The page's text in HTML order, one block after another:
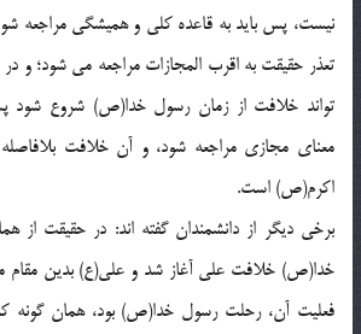
نيست، پس بايد به قاعده كلى و هميشگى مراجعه
تعذر حقيقت به اقرب المجازات مراجعه مى شود؛ و
تواند خلافت از زمان رسول خدا(ص) شروع شود
معناى مجازى مراجعه شود، و آن خلافت
اكرم(ص) است.
برخى ديگر از دانشمندان گفته اند: در حقيقت از
خدا(ص) خلافت على آغاز شد و على(ع) بدين
فعليت آن، رحلت رسول خدا(ص) بود، همان گونه